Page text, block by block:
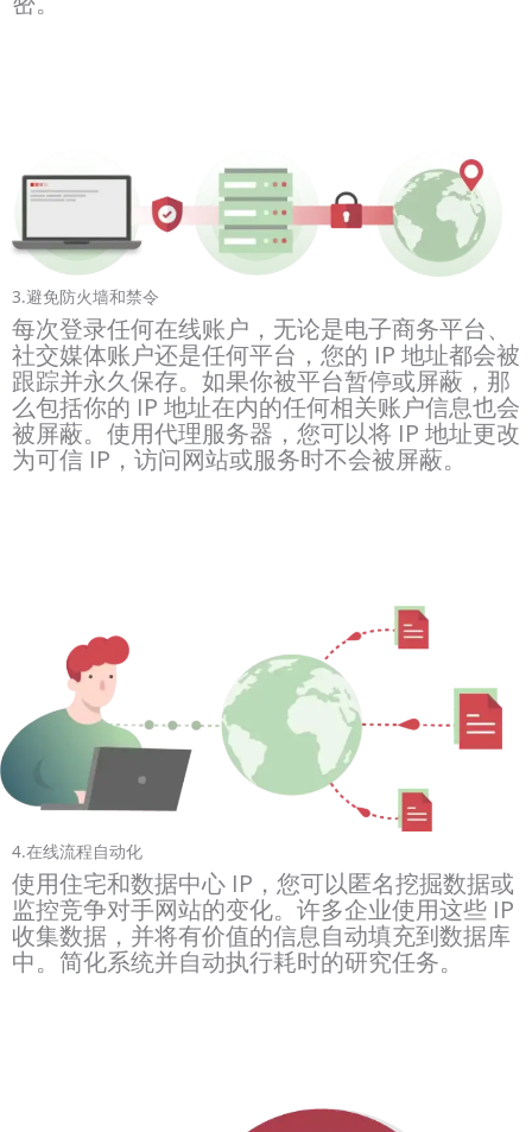
3.避免防火墙和禁令
每次登录任何在线账户，无论是电子商务平台、
社交媒体账户还是任何平台，您的 IP 地址都会被
跟踪并永久保存。如果你被平台暂停或屏蔽，那
么包括你的 IP 地址在内的任何相关账户信息也会
被屏蔽。使用代理服务器，您可以将 IP 地址更改
为可信 IP，访问网站或服务时不会被屏蔽。
4.在线流程自动化
使用住宅和数据中心 IP，您可以匿名挖掘数据或
监控竞争对手网站的变化。许多企业使用这些 IP
收集数据，并将有价值的信息自动填充到数据库
中。简化系统并自动执行耗时的研究任务。